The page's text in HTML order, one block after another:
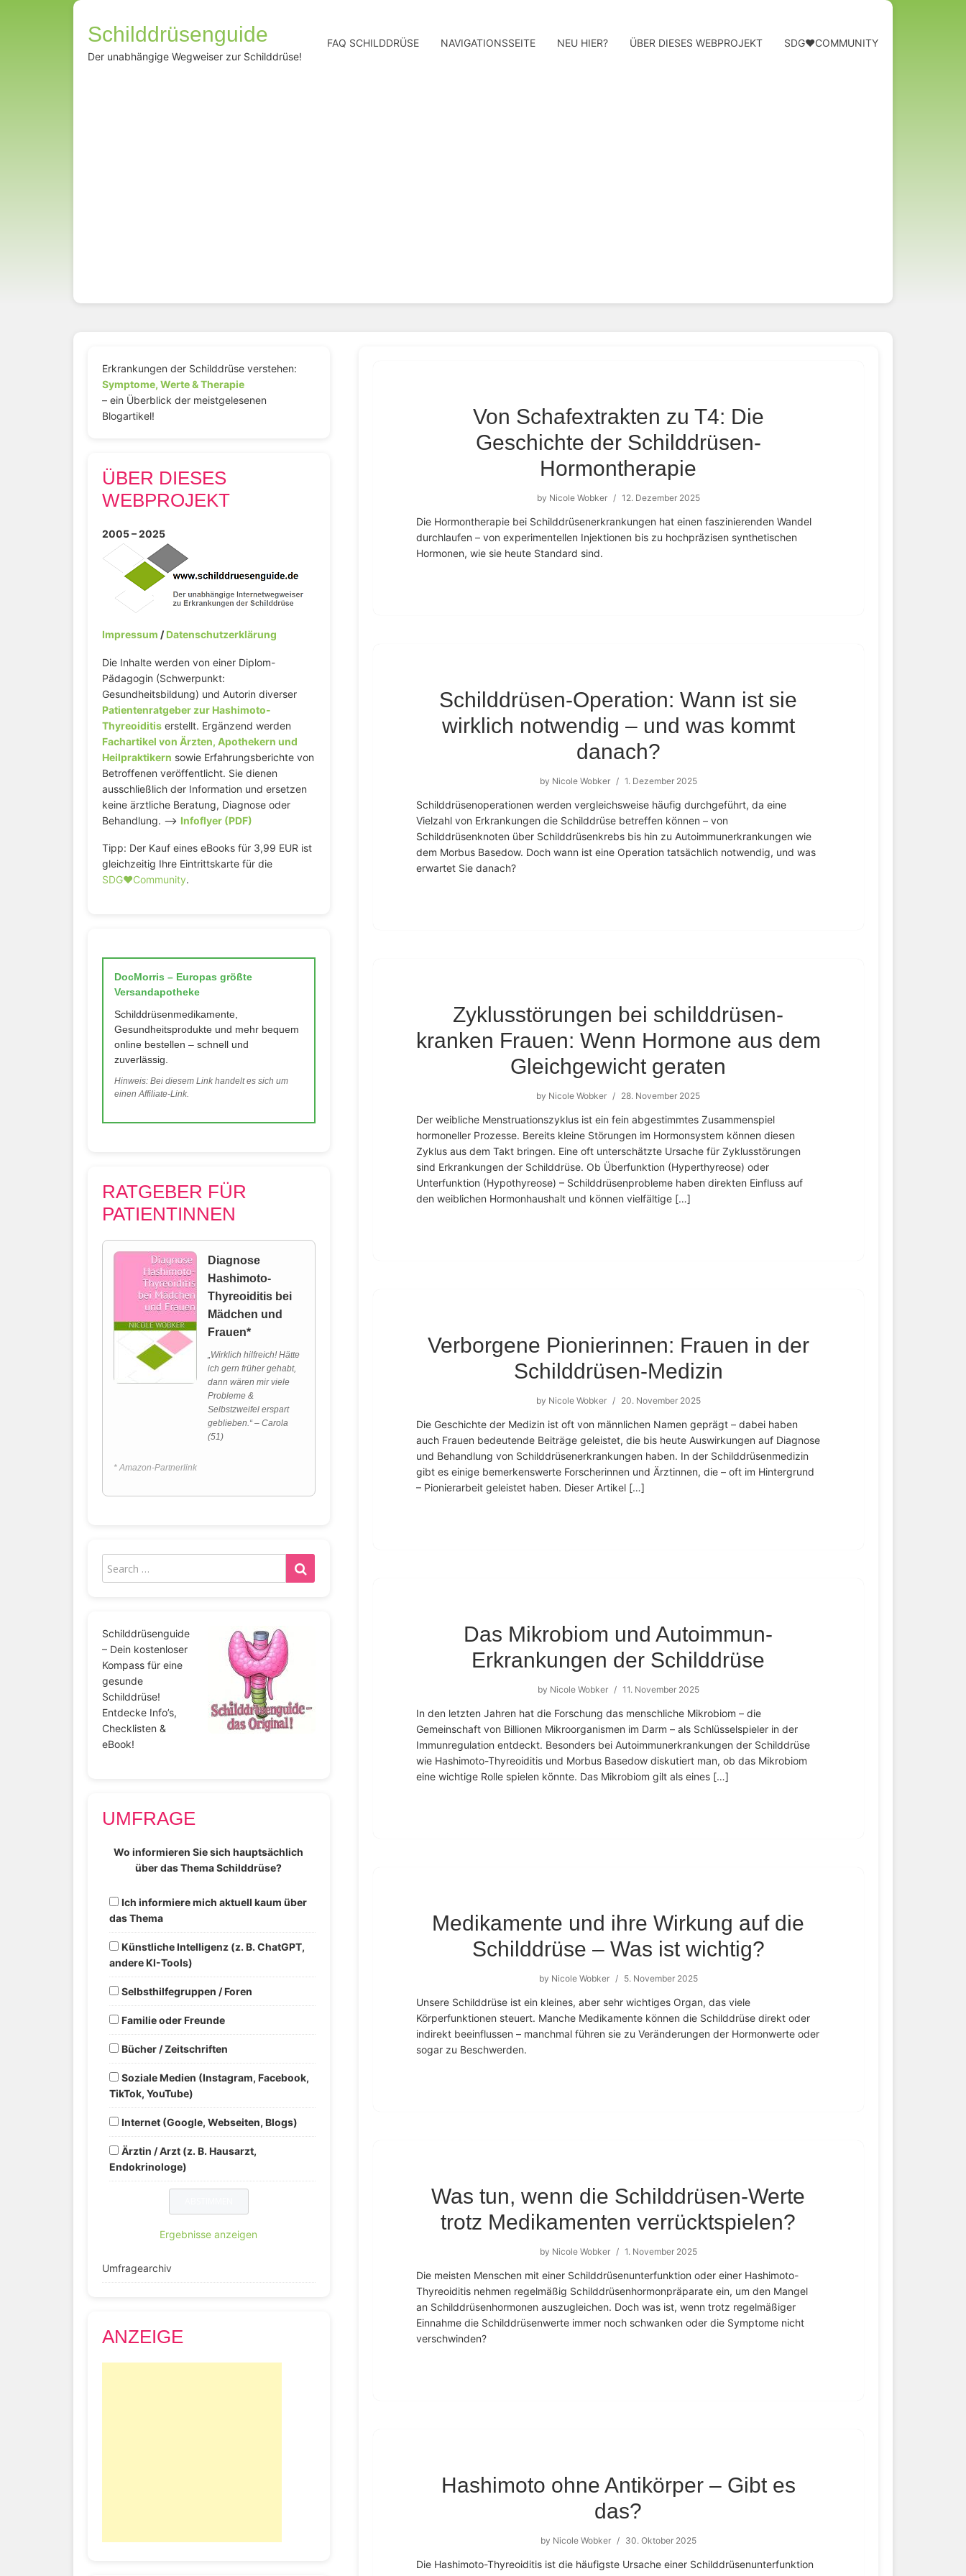
Schilddrüsenguide
Der unabhängige Wegweiser zur Schilddrüse!
FAQ SCHILDDRÜSE NAVIGATIONSSEITE NEU HIER? ÜBER DIESES WEBPROJEKT SDG❤️COMMUNITY
Von Schafextrakten zu T4: Die
Geschichte der Schilddrüsen-
Hormontherapie
by Nicole Wobker / 12. Dezember 2025
Die Hormontherapie bei Schilddrüsenerkrankungen hat einen faszinierenden Wandel
durchlaufen – von experimentellen Injektionen bis zu hochpräzisen synthetischen
Hormonen, wie sie heute Standard sind.
Schilddrüsen-Operation: Wann ist sie
wirklich notwendig – und was kommt
danach?
by Nicole Wobker / 1. Dezember 2025
Schilddrüsenoperationen werden vergleichsweise häufig durchgeführt, da eine
Vielzahl von Erkrankungen die Schilddrüse betreffen können – von
Schilddrüsenknoten über Schilddrüsenkrebs bis hin zu Autoimmunerkrankungen wie
dem Morbus Basedow. Doch wann ist eine Operation tatsächlich notwendig, und was
erwartet Sie danach?
Zyklusstörungen bei schilddrüsen-
kranken Frauen: Wenn Hormone aus dem
Gleichgewicht geraten
by Nicole Wobker / 28. November 2025
Der weibliche Menstruationszyklus ist ein fein abgestimmtes Zusammenspiel
hormoneller Prozesse. Bereits kleine Störungen im Hormonsystem können diesen
Zyklus aus dem Takt bringen. Eine oft unterschätzte Ursache für Zyklusstörungen
sind Erkrankungen der Schilddrüse. Ob Überfunktion (Hyperthyreose) oder
Unterfunktion (Hypothyreose) – Schilddrüsenprobleme haben direkten Einfluss auf
den weiblichen Hormonhaushalt und können vielfältige […]
Verborgene Pionierinnen: Frauen in der
Schilddrüsen-Medizin
by Nicole Wobker / 20. November 2025
Die Geschichte der Medizin ist oft von männlichen Namen geprägt – dabei haben
auch Frauen bedeutende Beiträge geleistet, die bis heute Auswirkungen auf Diagnose
und Behandlung von Schilddrüsenerkrankungen haben. In der Schilddrüsenmedizin
gibt es einige bemerkenswerte Forscherinnen und Ärztinnen, die – oft im Hintergrund
– Pionierarbeit geleistet haben. Dieser Artikel […]
Das Mikrobiom und Autoimmun-
Erkrankungen der Schilddrüse
by Nicole Wobker / 11. November 2025
In den letzten Jahren hat die Forschung das menschliche Mikrobiom – die
Gemeinschaft von Billionen Mikroorganismen im Darm – als Schlüsselspieler in der
Immunregulation entdeckt. Besonders bei Autoimmunerkrankungen der Schilddrüse
wie Hashimoto-Thyreoiditis und Morbus Basedow diskutiert man, ob das Mikrobiom
eine wichtige Rolle spielen könnte. Das Mikrobiom gilt als eines […]
Medikamente und ihre Wirkung auf die
Schilddrüse – Was ist wichtig?
by Nicole Wobker / 5. November 2025
Unsere Schilddrüse ist ein kleines, aber sehr wichtiges Organ, das viele
Körperfunktionen steuert. Manche Medikamente können die Schilddrüse direkt oder
indirekt beeinflussen – manchmal führen sie zu Veränderungen der Hormonwerte oder
sogar zu Beschwerden.
Was tun, wenn die Schilddrüsen-Werte
trotz Medikamenten verrücktspielen?
by Nicole Wobker / 1. November 2025
Die meisten Menschen mit einer Schilddrüsenunterfunktion oder einer Hashimoto-
Thyreoiditis nehmen regelmäßig Schilddrüsenhormonpräparate ein, um den Mangel
an Schilddrüsenhormonen auszugleichen. Doch was ist, wenn trotz regelmäßiger
Einnahme die Schilddrüsenwerte immer noch schwanken oder die Symptome nicht
verschwinden?
Hashimoto ohne Antikörper – Gibt es
das?
by Nicole Wobker / 30. Oktober 2025
Die Hashimoto-Thyreoiditis ist die häufigste Ursache einer Schilddrüsenunterfunktion
Erkrankungen der Schilddrüse verstehen:
Symptome, Werte & Therapie
– ein Überblick der meistgelesenen
Blogartikel!
ÜBER DIESES
WEBPROJEKT
2005 – 2025
Impressum /Datenschutzerklärung
Die Inhalte werden von einer Diplom-
Pädagogin (Schwerpunkt:
Gesundheitsbildung) und Autorin diverser
Patientenratgeber zur Hashimoto-
Thyreoiditis erstellt. Ergänzend werden
Fachartikel von Ärzten, Apothekern und
Heilpraktikern sowie Erfahrungsberichte von
Betroffenen veröffentlicht. Sie dienen
ausschließlich der Information und ersetzen
keine ärztliche Beratung, Diagnose oder
Behandlung. –> Infoflyer (PDF)
Tipp: Der Kauf eines eBooks für 3,99 EUR ist
gleichzeitig Ihre Eintrittskarte für die
SDG♥️Community.
DocMorris – Europas größte
Versandapotheke
Schilddrüsenmedikamente,
Gesundheitsprodukte und mehr bequem
online bestellen – schnell und
zuverlässig.
Hinweis: Bei diesem Link handelt es sich um
einen Affiliate-Link.
RATGEBER FÜR
PATIENTINNEN
Diagnose
Hashimoto-
Thyreoiditis bei
Mädchen und
Frauen*
„Wirklich hilfreich! Hätte
ich gern früher gehabt,
dann wären mir viele
Probleme &
Selbstzweifel erspart
geblieben.“ – Carola
(51)
* Amazon-Partnerlink
Schilddrüsenguide
– Dein kostenloser
Kompass für eine
gesunde
Schilddrüse!
Entdecke Info’s,
Checklisten &
eBook!
UMFRAGE
Wo informieren Sie sich hauptsächlich
über das Thema Schilddrüse?
Ich informiere mich aktuell kaum über
das Thema
Künstliche Intelligenz (z. B. ChatGPT,
andere KI-Tools)
Selbsthilfegruppen / Foren
Familie oder Freunde
Bücher / Zeitschriften
Soziale Medien (Instagram, Facebook,
TikTok, YouTube)
Internet (Google, Webseiten, Blogs)
Ärztin / Arzt (z. B. Hausarzt,
Endokrinologe)
Ergebnisse anzeigen
Umfragearchiv
ANZEIGE